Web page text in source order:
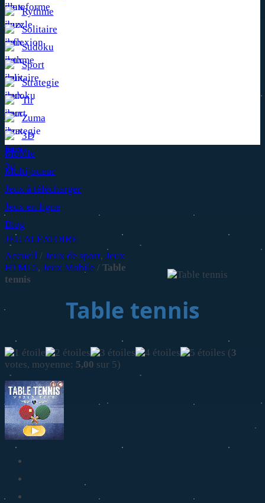
Rythme
Solitaire
Sudoku
Sport
Strategie
Tir
Zuma
3D
Mobile
Multijoueur
Jeux à télécharger
Jeux en ligne
Blog
JEU ALÉATOIRE
Accueil / Jeux de sport, Jeux
HTML5, Jeux Mobile / Table
tennis
Table tennis
(3
votes, moyenne: 5,00 sur 5)